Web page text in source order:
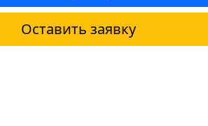
Оставить заявку